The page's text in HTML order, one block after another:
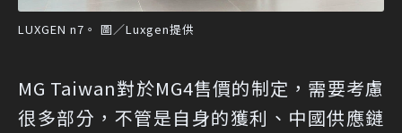
LUXGEN n7。 圖／Luxgen提供
MG Taiwan對於MG4售價的制定，需要考慮
很多部分，不管是自身的獲利、中國供應鏈